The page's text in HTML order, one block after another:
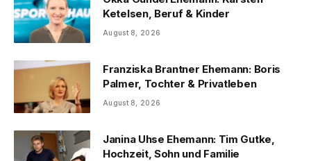
Ketelsen, Beruf & Kinder
August 8, 2026
Franziska Brantner Ehemann: Boris
Palmer, Tochter & Privatleben
August 8, 2026
Janina Uhse Ehemann: Tim Gutke,
Hochzeit, Sohn und Familie